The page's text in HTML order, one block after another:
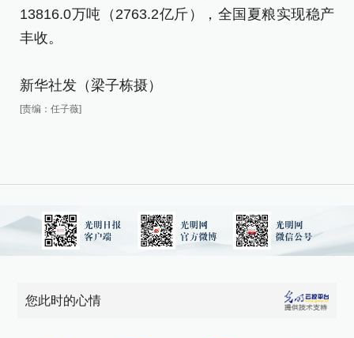
13816.0万吨（2763.2亿斤），全国夏粮实现稳产
丰收。
新华社发（梁子栋摄）
[责编：任子薇]
您此时的心情